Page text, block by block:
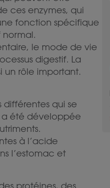
ces enzymes, qui
fonction spécifique
normal.
le mode de vie
digestif. La
un rôle important.
différentes qui se
été développée
à l’acide
l’estomac et
protéines, des